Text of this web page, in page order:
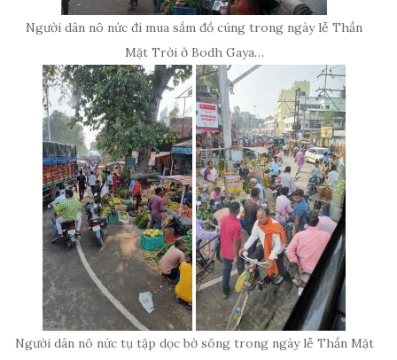
Người dân nô nức đi mua sắm đồ cúng trong ngày lễ Thần
Mặt Trời ở Bodh Gaya…
Người dân nô nức tụ tập dọc bờ sông trong ngày lễ Thần Mặt